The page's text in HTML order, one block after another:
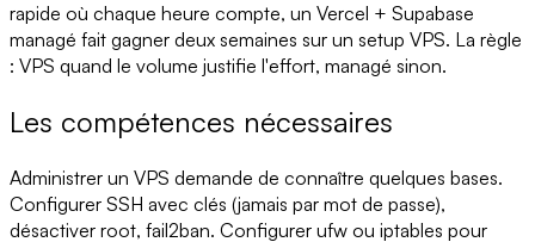
rapide où chaque heure compte, un Vercel + Supabase
managé fait gagner deux semaines sur un setup VPS. La règle
: VPS quand le volume justifie l'effort, managé sinon.
Les compétences nécessaires
Administrer un VPS demande de connaître quelques bases.
Configurer SSH avec clés (jamais par mot de passe),
désactiver root, fail2ban. Configurer ufw ou iptables pour